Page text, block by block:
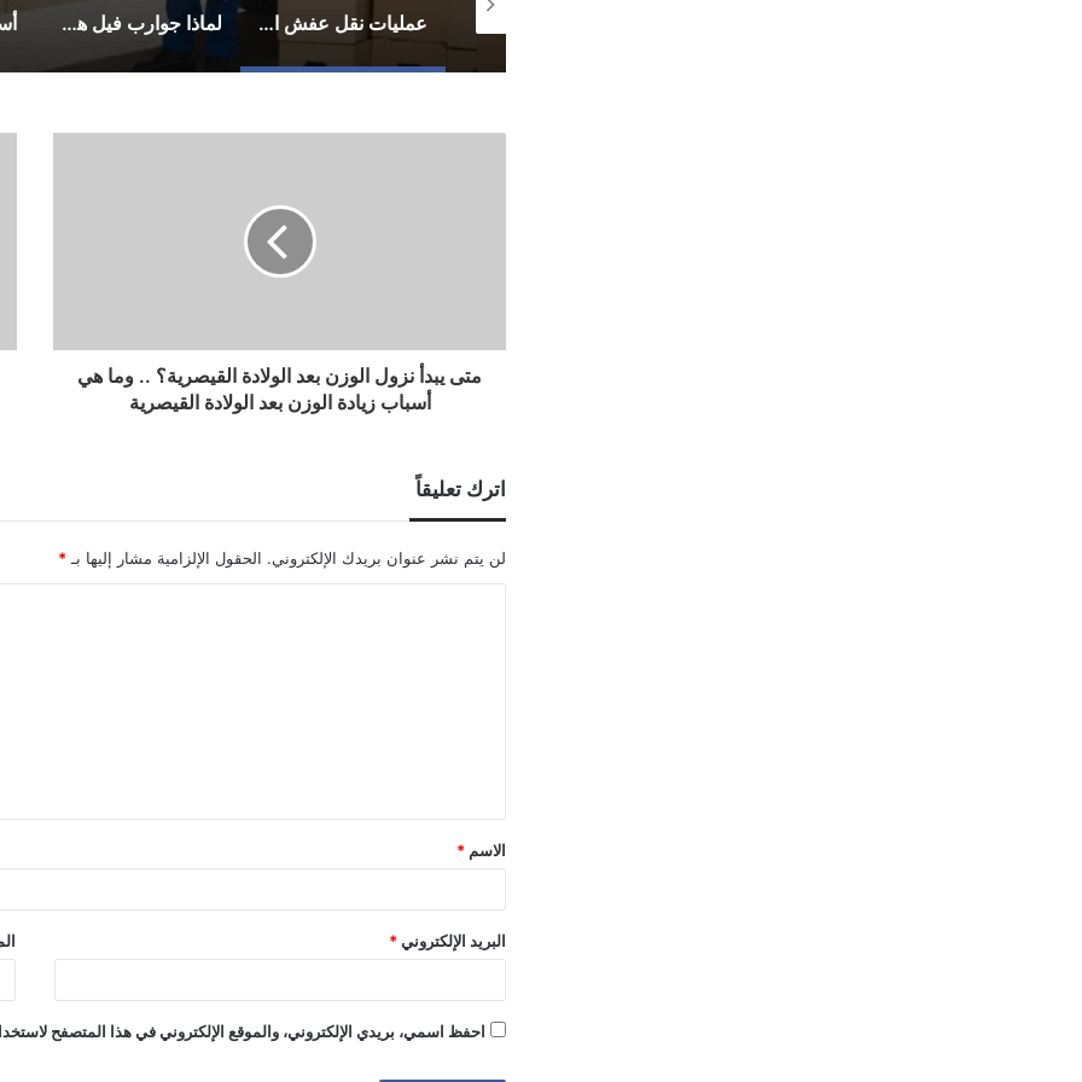
لماذا جوارب فيل هي الأكثر راحة؟ أسرار الجودة والتصنيع أسرار الأناقة المحتشمة: دليل تنسيق الأزياء اليومية من فساتين وأطقم وعبايات
متى يبدأ نزول الوزن بعد الولادة القيصرية؟ .. وما هي
أسباب زيادة الوزن بعد الولادة القيصرية
اترك تعليقاً
لن يتم نشر عنوان بريدك الإلكتروني. الحقول الإلزامية مشار إليها بـ *
ق
*
الاسم *
البريد الإلكتروني *
احفظ اسمي، بريدي الإلكتروني، والموقع الإلكتروني في هذا المتصفح